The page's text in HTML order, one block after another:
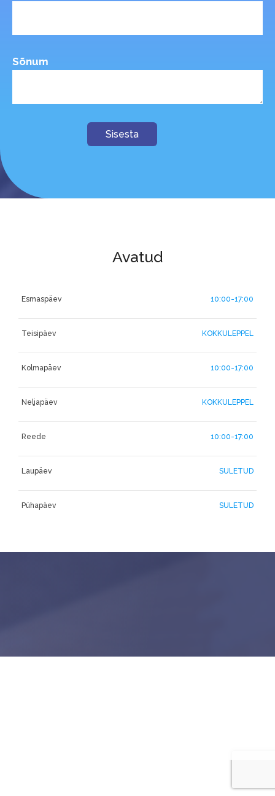
Sõnum
Avatud
Esmaspäev 10:00-17:00
Teisipäev KOKKULEPPEL
Kolmapäev 10:00-17:00
Neljapäev KOKKULEPPEL
Reede 10:00-17:00
Laupäev SULETUD
Pühapäev SULETUD